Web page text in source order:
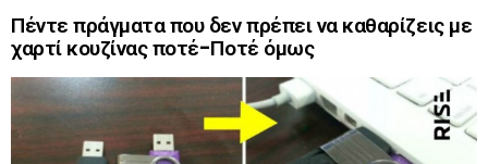
Πέντε πράγματα που δεν πρέπει να καθαρίζεις με
χαρτί κουζίνας ποτέ-Ποτέ όμως